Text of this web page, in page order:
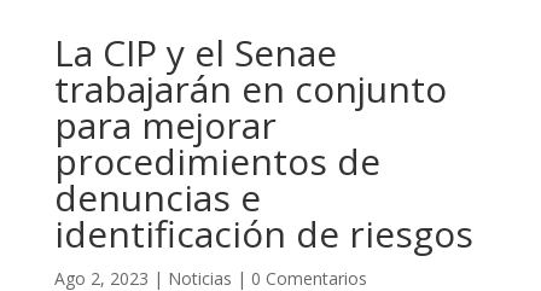
La CIP y el Senae
trabajarán en conjunto
para mejorar
procedimientos de
denuncias e
identificación de riesgos
Ago 2, 2023 | Noticias | 0 Comentarios